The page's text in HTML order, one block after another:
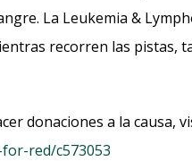
La Leukemia &
recorren las pistas,
donaciones a la causa,
red/c573053